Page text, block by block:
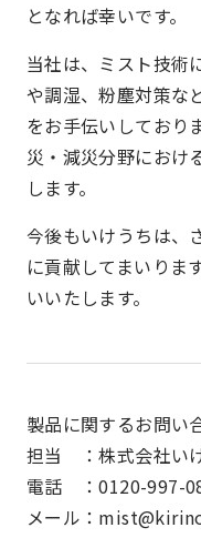
となれば幸いです。
当社は、ミスト技術
や調湿、粉塵対策な
をお手伝いしており
災・減災分野におけ
します。
今後もいけうちは、
に貢献してまいりま
いいたします。
製品に関するお問い
担当 ：株式会社い
電話 ：0120-997-
メール：